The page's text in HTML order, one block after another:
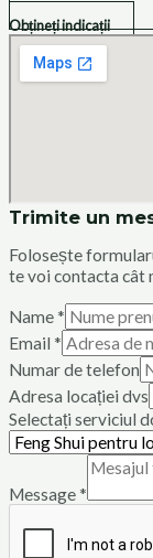
Obțineți indicații
Trimite un
Folosește
te voi contacta cât
Name *
Email *
Numar de telefon
Adresa locației dvs
Selectați serviciul
Message *